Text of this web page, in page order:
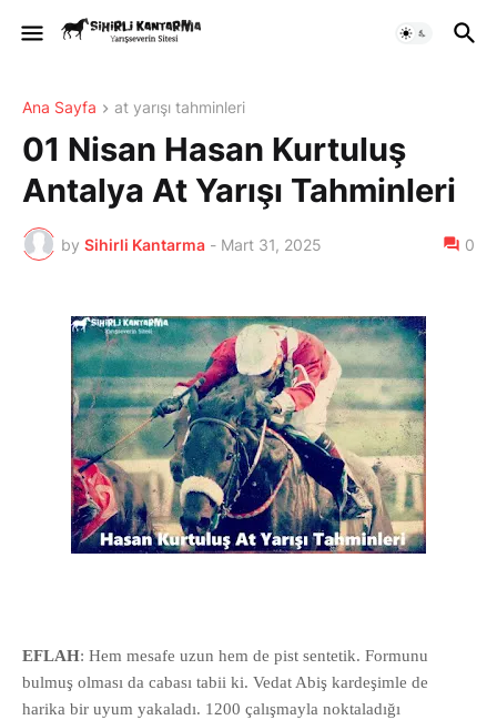
Ana Sayfa at yarışı tahminleri
01 Nisan Hasan Kurtuluş
Antalya At Yarışı Tahminleri
by Sihirli Kantarma - Mart 31, 2025 0
EFLAH: Hem mesafe uzun hem de pist sentetik. Formunu
bulmuş olması da cabası tabii ki. Vedat Abiş kardeşimle de
harika bir uyum yakaladı. 1200 çalışmayla noktaladığı